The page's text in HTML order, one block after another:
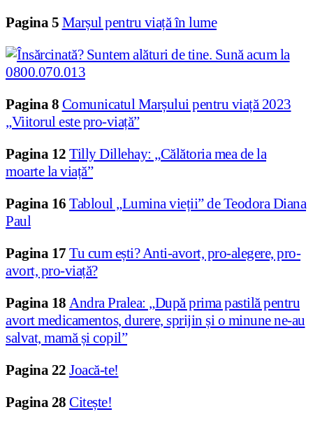
Pagina 5 Marșul pentru viață în lume
Pagina 8 Comunicatul Marșului pentru viață 2023
„Viitorul este pro-viață”
Pagina 12 Tilly Dillehay: „Călătoria mea de la
moarte la viață”
Pagina 16 Tabloul „Lumina vieții” de Teodora Diana
Paul
Pagina 17 Tu cum ești? Anti-avort, pro-alegere, pro-
avort, pro-viață?
Pagina 18 Andra Pralea: „După prima pastilă pentru
avort medicamentos, durere, sprijin și o minune ne-au
salvat, mamă și copil”
Pagina 22 Joacă-te!
Pagina 28 Citește!